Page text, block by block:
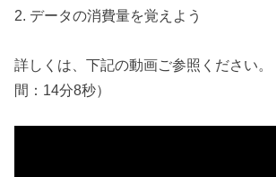
2. データの消費量を覚えよう
詳しくは、下記の動画ご参照ください
間：14分8秒）